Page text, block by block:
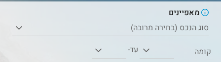
מאפיינים
סוג הנכס (בחירה מרובה)
קומה
עד-